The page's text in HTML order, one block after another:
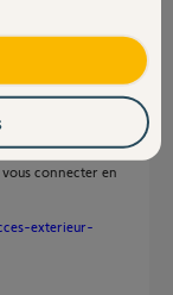
DNS mis a
module IP de
service votre
connecter en
exterieur-